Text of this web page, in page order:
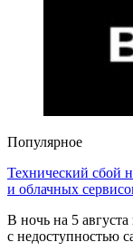
Популярное
Технический сбой
и облачных
В ночь на 5 августа
с недоступностью